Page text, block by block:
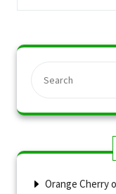
Orange Cherry